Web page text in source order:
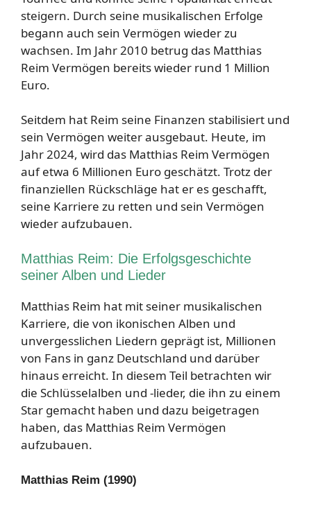
steigern. Durch seine musikalischen Erfolge
begann auch sein Vermögen wieder zu
wachsen. Im Jahr 2010 betrug das Matthias
Reim Vermögen bereits wieder rund 1 Million
Euro.
Seitdem hat Reim seine Finanzen stabilisiert und
sein Vermögen weiter ausgebaut. Heute, im
Jahr 2024, wird das Matthias Reim Vermögen
auf etwa 6 Millionen Euro geschätzt. Trotz der
finanziellen Rückschläge hat er es geschafft,
seine Karriere zu retten und sein Vermögen
wieder aufzubauen.
Matthias Reim: Die Erfolgsgeschichte
seiner Alben und Lieder
Matthias Reim hat mit seiner musikalischen
Karriere, die von ikonischen Alben und
unvergesslichen Liedern geprägt ist, Millionen
von Fans in ganz Deutschland und darüber
hinaus erreicht. In diesem Teil betrachten wir
die Schlüsselalben und -lieder, die ihn zu einem
Star gemacht haben und dazu beigetragen
haben, das Matthias Reim Vermögen
aufzubauen.
Matthias Reim (1990)